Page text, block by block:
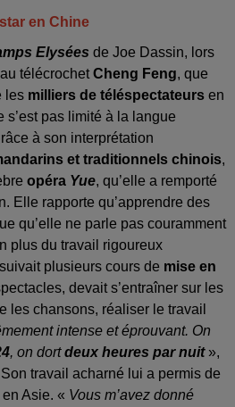
en Chine
Elysées de Joe Dassin, lors
télécrochetCheng Feng, que
les milliers de téléspectateurs en
pas limité à la langue
à son interprétation
et traditionnels chinois,
opéra Yue, qu’elle a remporté
Elle rapporte qu’apprendre des
qu’elle ne parle pas couramment
plus du travail rigoureux
plusieurs cours de mise en
devait s’entraîner sur les
les chansons, réaliser le travail
intense et éprouvant. On
, on dortdeux heures par nuit »,
travail acharné lui a permis de
Asie. « Vous m’avez donné